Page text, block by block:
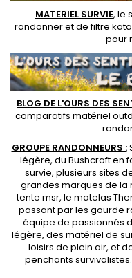
MATERIEL SURVIE, le
randonneret defiltre
pour
BLOG DE L'OURS DES
comparatifs matériel
GROUPE RANDONNEURS :
légère, du Bushcraft en
survie, plusieurs sites
grandes marques de la
tente msr, le matelas
passant par les gourde
équipe de passionnés
légère, des matériel de
loisirs de plein air, et
penchants survivalistes